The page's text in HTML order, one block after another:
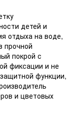
детей и
отдыха на воде,
прочной
покрой с
фиксации и не
функции,
и цветовых